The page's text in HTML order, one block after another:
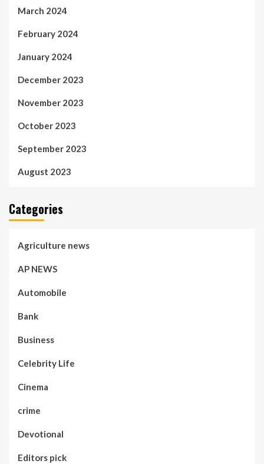
March 2024
February 2024
January 2024
December 2023
November 2023
October 2023
September 2023
August 2023
Categories
Agriculture news
AP NEWS
Automobile
Bank
Business
Celebrity Life
Cinema
crime
Devotional
Editors pick